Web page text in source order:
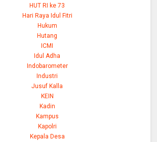
HUT RI ke 73
Hari Raya Idul Fitri
Hukum
Hutang
ICMI
Idul Adha
Indobarometer
Industri
Jusuf Kalla
KEIN
Kadin
Kampus
Kapolri
Kepala Desa